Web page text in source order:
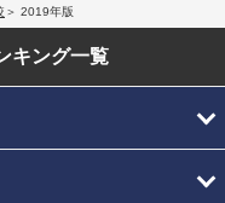
2019年版
キング一覧